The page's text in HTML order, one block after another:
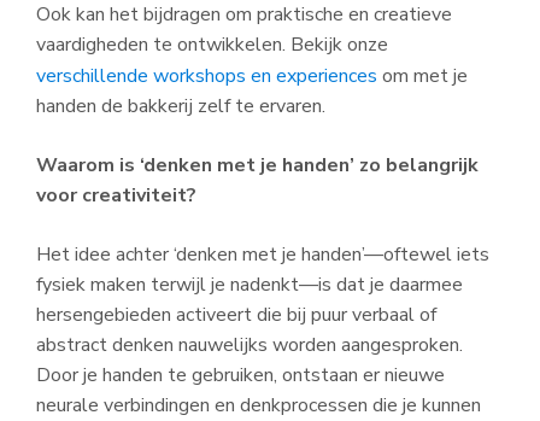
Ook kan het bijdragen om praktische en creatieve
vaardigheden te ontwikkelen. Bekijk onze
verschillende workshops en experiences om met je
handen de bakkerij zelf te ervaren.
Waarom is ‘denken met je handen’ zo belangrijk
voor creativiteit?
Het idee achter ‘denken met je handen’—oftewel iets
fysiek maken terwijl je nadenkt—is dat je daarmee
hersengebieden activeert die bij puur verbaal of
abstract denken nauwelijks worden aangesproken.
Door je handen te gebruiken, ontstaan er nieuwe
neurale verbindingen en denkprocessen die je kunnen